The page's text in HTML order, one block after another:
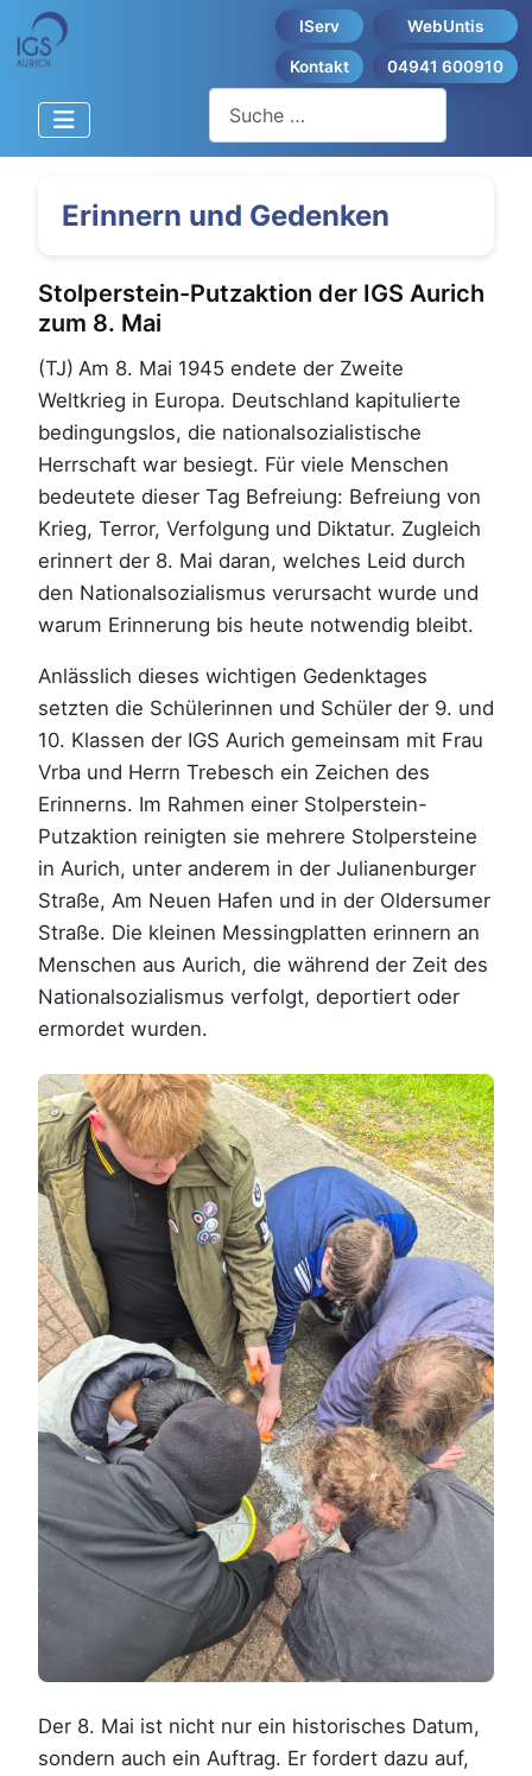
IServ WebUntis
Kontakt 04941 600910
Erinnern und Gedenken
Stolperstein-Putzaktion der IGS Aurich
zum 8. Mai
(TJ) Am 8. Mai 1945 endete der Zweite
Weltkrieg in Europa. Deutschland kapitulierte
bedingungslos, die nationalsozialistische
Herrschaft war besiegt. Für viele Menschen
bedeutete dieser Tag Befreiung: Befreiung von
Krieg, Terror, Verfolgung und Diktatur. Zugleich
erinnert der 8. Mai daran, welches Leid durch
den Nationalsozialismus verursacht wurde und
warum Erinnerung bis heute notwendig bleibt.
Anlässlich dieses wichtigen Gedenktages
setzten die Schülerinnen und Schüler der 9. und
10. Klassen der IGS Aurich gemeinsam mit Frau
Vrba und Herrn Trebesch ein Zeichen des
Erinnerns. Im Rahmen einer Stolperstein-
Putzaktion reinigten sie mehrere Stolpersteine
in Aurich, unter anderem in der Julianenburger
Straße, Am Neuen Hafen und in der Oldersumer
Straße. Die kleinen Messingplatten erinnern an
Menschen aus Aurich, die während der Zeit des
Nationalsozialismus verfolgt, deportiert oder
ermordet wurden.
Der 8. Mai ist nicht nur ein historisches Datum,
sondern auch ein Auftrag. Er fordert dazu auf,